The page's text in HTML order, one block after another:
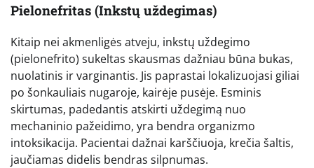
Pielonefritas (Inkstų uždegimas)
Kitaip nei akmenligės atveju, inkstų uždegimo
(pielonefrito) sukeltas skausmas dažniau būna bukas,
nuolatinis ir varginantis. Jis paprastai lokalizuojasi giliai
po šonkauliais nugaroje, kairėje pusėje. Esminis
skirtumas, padedantis atskirti uždegimą nuo
mechaninio pažeidimo, yra bendra organizmo
intoksikacija. Pacientai dažnai karščiuoja, krečia šaltis,
jaučiamas didelis bendras silpnumas.